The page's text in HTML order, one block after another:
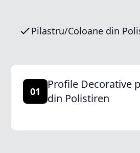
Pilastru/Coloane din
01
Profile Decorative
din Polistiren